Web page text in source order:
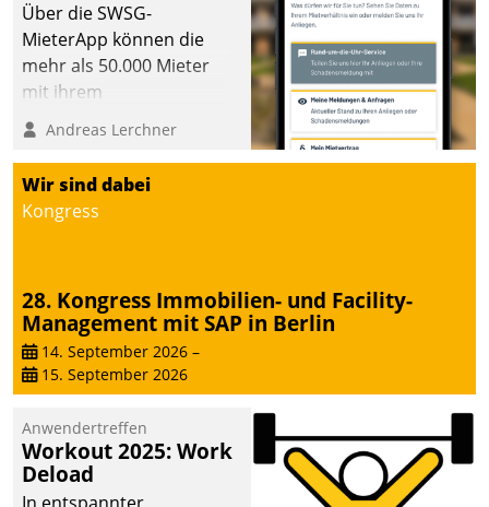
Über die SWSG-
MieterApp können die
mehr als 50.000 Mieter
mit ihrem
Wohnungsunternehmen
kommunizieren, auf dem
Laufenden bleiben, Daten
einsehen und ändern
oder
Uhr.
Andreas Lerchner
Wir sind dabei
Kongress
28. Kongress Immobilien- und Facility-
Management mit SAP in Berlin
14. September 2026 –
15. September 2026
Anwendertreffen
Workout 2025: Work
Deload